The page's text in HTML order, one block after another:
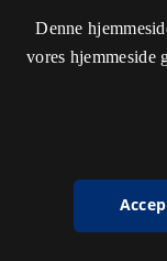
Denne
vores hjemmeside